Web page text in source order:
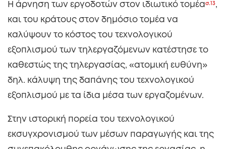
Η άρνηση των εργοδοτών στον ιδιωτικό τομέα σ.13,
και του κράτους στον δημόσιο τομέα να
καλύψουν το κόστος του τεχνολογικού
εξοπλισμού των τηλεργαζόμενων κατέστησε το
καθεστώς της τηλεργασίας, «ατομική ευθύνη»
δηλ. κάλυψη της δαπάνης του τεχνολογικού
εξοπλισμού με τα ίδια μέσα των εργαζομένων.
Στην ιστορική πορεία του τεχνολογικού
εκσυγχρονισμού των μέσων παραγωγής και της